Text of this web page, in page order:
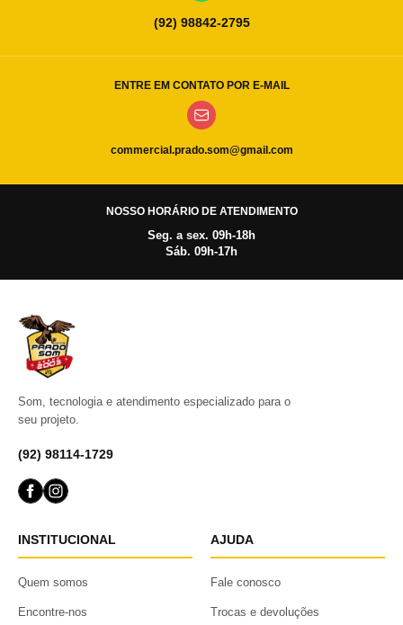
(92) 98842-2795
ENTRE EM CONTATO POR E-MAIL
commercial.prado.som@gmail.com
NOSSO HORÁRIO DE ATENDIMENTO
Seg. a sex. 09h-18h
Sáb. 09h-17h
Som, tecnologia e atendimento especializado para o
seu projeto.
(92) 98114-1729
INSTITUCIONAL
Quem somos
Encontre-nos
AJUDA
Fale conosco
Trocas e devoluções